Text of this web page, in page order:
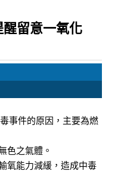
留意一氧化
事件的原因，主要為燃
色之氣體。
氧能力減緩，造成中毒